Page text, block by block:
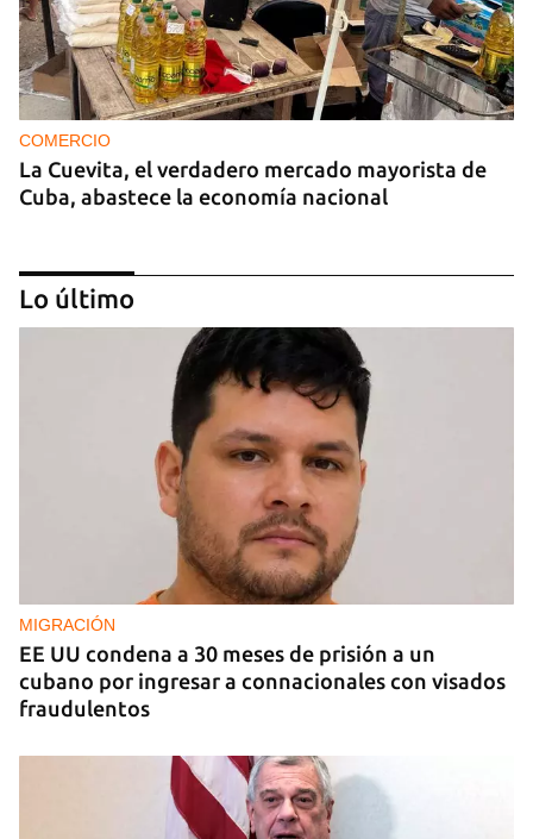
COMERCIO
La Cuevita, el verdadero mercado mayorista de
Cuba, abastece la economía nacional
EE UU duplica sus ventas de combustible al
sector privado cubano
Lo último
MIGRACIÓN
EE UU condena a 30 meses de prisión a un
cubano por ingresar a connacionales con visados
fraudulentos